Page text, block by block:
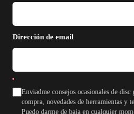
Dirección de email
Enviadme consejos ocasionales de
compra, novedades de herramientas y
Puedo darme de baja en cualquier